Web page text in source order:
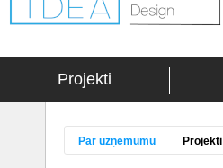
Projekti
Par uzņēmumu Projekti